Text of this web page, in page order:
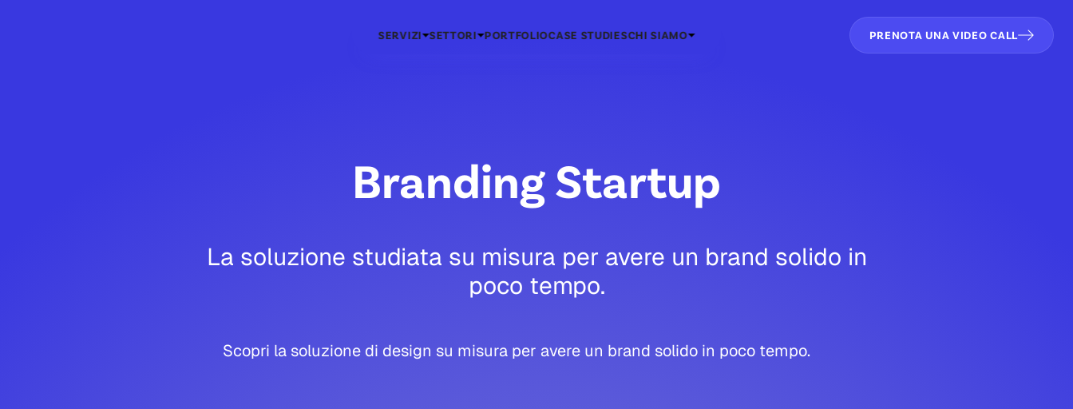
SERVIZI SETTORI PORTFOLIOCASE STUDIESCHI SIAMO PRENOTA UNA VIDEO CALL
Branding Startup
La soluzione studiata su misura per avere un brand solido in
poco tempo.
Scopri la soluzione di design su misura per avere un brand solido in poco tempo.